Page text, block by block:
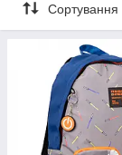
Сортування